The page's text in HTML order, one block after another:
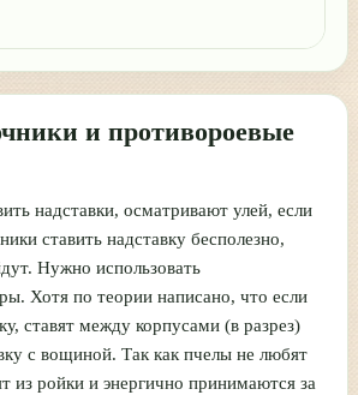
и противороевые
надставки, осматривают улей, если
ставить надставку бесполезно,
Нужно использовать
Хотя по теории написано, что если
ставят между корпусами (в разрез)
с вощиной. Так как пчелы не любят
из ройки и энергично принимаются за